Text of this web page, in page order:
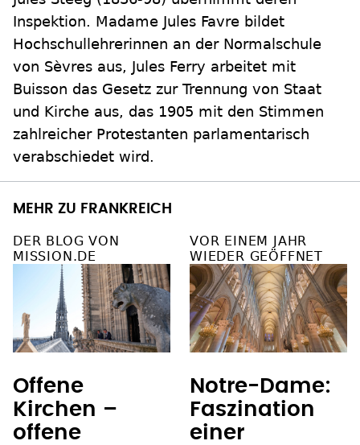
Inspektion. Madame Jules Favre bildet
Hochschullehrerinnen an der Normalschule
von Sèvres aus, Jules Ferry arbeitet mit
Buisson das Gesetz zur Trennung von Staat
und Kirche aus, das 1905 mit den Stimmen
zahlreicher Protestanten parlamentarisch
verabschiedet wird.
MEHR ZU FRANKREICH
DER BLOG VON
MISSION.DE
Offene
Kirchen –
offene
VOR EINEM JAHR
WIEDER GEÖFFNET
Notre-Dame:
Faszination
einer